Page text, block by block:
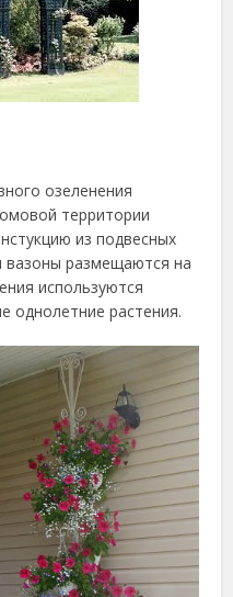
озеленения
территории
из подвесных
вазоны размещаются на
используются
однолетние растения.